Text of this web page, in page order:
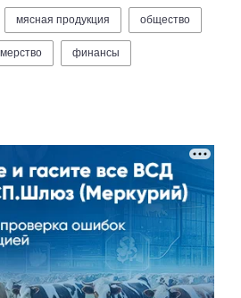
мясная продукция общество
финансы